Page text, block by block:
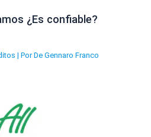
¿Es confiable?
| Por De Gennaro Franco